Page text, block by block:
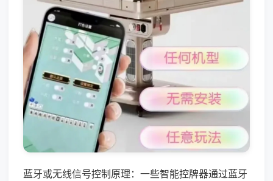
蓝牙或无线信号控制原理：一些智能控牌器通过蓝牙